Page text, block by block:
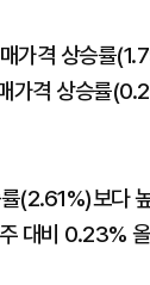
가격 상승률
가격 상승률
(2.61%)보다
대비 0.23%